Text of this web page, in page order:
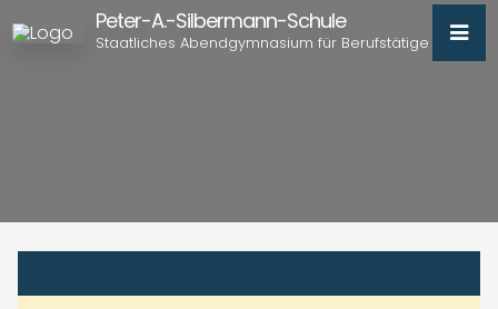
Peter-A.-Silbermann-Schule
Staatliches Abendgymnasium für Berufstätige